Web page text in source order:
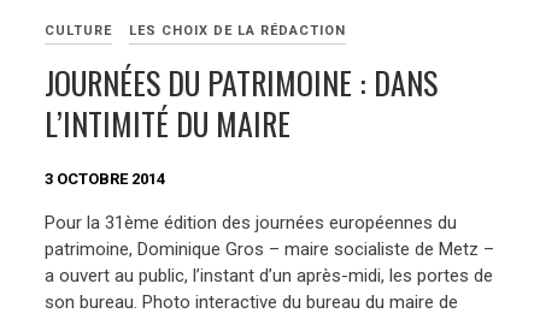
CULTURE LES CHOIX DE LA RÉDACTION
JOURNÉES DU PATRIMOINE : DANS
L’INTIMITÉ DU MAIRE
3 OCTOBRE 2014
Pour la 31ème édition des journées européennes du
patrimoine, Dominique Gros – maire socialiste de Metz –
a ouvert au public, l’instant d’un après-midi, les portes de
son bureau. Photo interactive du bureau du maire de